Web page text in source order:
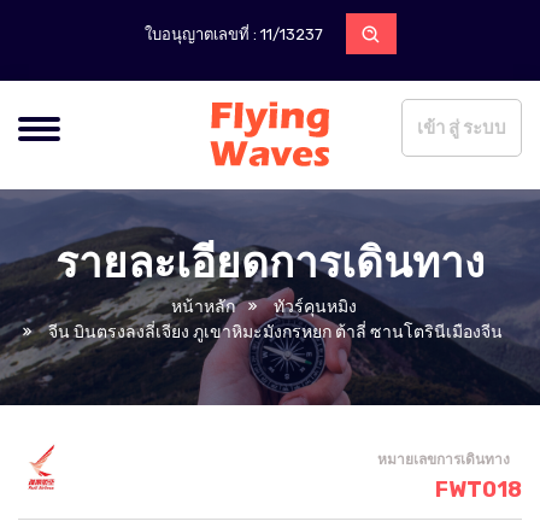
ใบอนุญาตเลขที่ : 11/13237
เข้า สู่ ระบบ
รายละเอียดการเดินทาง
หน้าหลัก
ทัวร์คุนหมิง
จีน บินตรงลงลี่เจียง ภูเขาหิมะมังกรหยก ต้าลี่ ซานโตรินีเมืองจีน
หมายเลขการเดินทาง
FWT018